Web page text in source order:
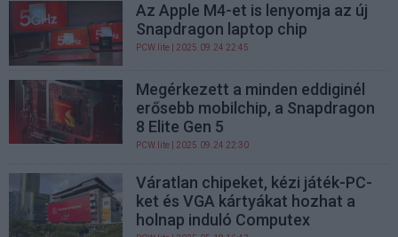
Az Apple M4-et is lenyomja az új
Snapdragon laptop chip
PCW.lite | 2025.09.24 22:45
Megérkezett a minden eddiginél
erősebb mobilchip, a Snapdragon
8 Elite Gen 5
PCW.lite | 2025.09.24 22:30
Váratlan chipeket, kézi játék-PC-
ket és VGA kártyákat hozhat a
holnap induló Computex